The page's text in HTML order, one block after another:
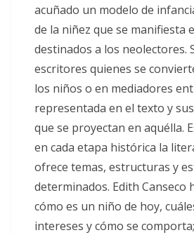
acuñado un modelo de
de la niñez que se manifiesta
destinados a los neolectores.
escritores quienes se
los niños o en mediadores
representada en el texto y
que se proyectan en aquélla.
en cada etapa histórica la
ofrece temas, estructuras y
determinados. Edith Canseco
cómo es un niño de hoy,
intereses y cómo se